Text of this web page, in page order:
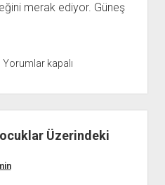
merak ediyor. Güneş
Yorumlar kapalı
Üzerindeki